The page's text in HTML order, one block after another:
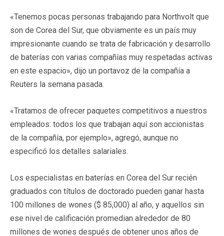
«Tenemos pocas personas trabajando para Northvolt que
son de Corea del Sur, que obviamente es un país muy
impresionante cuando se trata de fabricación y desarrollo
de baterías con varias compañías muy respetadas activas
en este espacio», dijo un portavoz de la compañía a
Reuters la semana pasada.
«Tratamos de ofrecer paquetes competitivos a nuestros
empleados: todos los que trabajan aquí son accionistas
de la compañía, por ejemplo», agregó, aunque no
especificó los detalles salariales.
Los especialistas en baterías en Corea del Sur recién
graduados con títulos de doctorado pueden ganar hasta
100 millones de wones ($ 85,000) al año, y aquellos sin
ese nivel de calificación promedian alrededor de 80
millones de wones después de obtener unos años de